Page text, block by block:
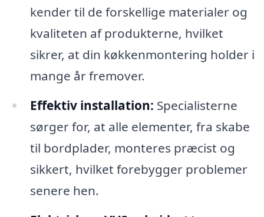
kender til de forskellige materialer og
kvaliteten af produkterne, hvilket
sikrer, at din køkkenmontering holder i
mange år fremover.
Effektiv installation: Specialisterne
sørger for, at alle elementer, fra skabe
til bordplader, monteres præcist og
sikkert, hvilket forebygger problemer
senere hen.